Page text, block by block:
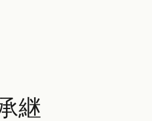
継